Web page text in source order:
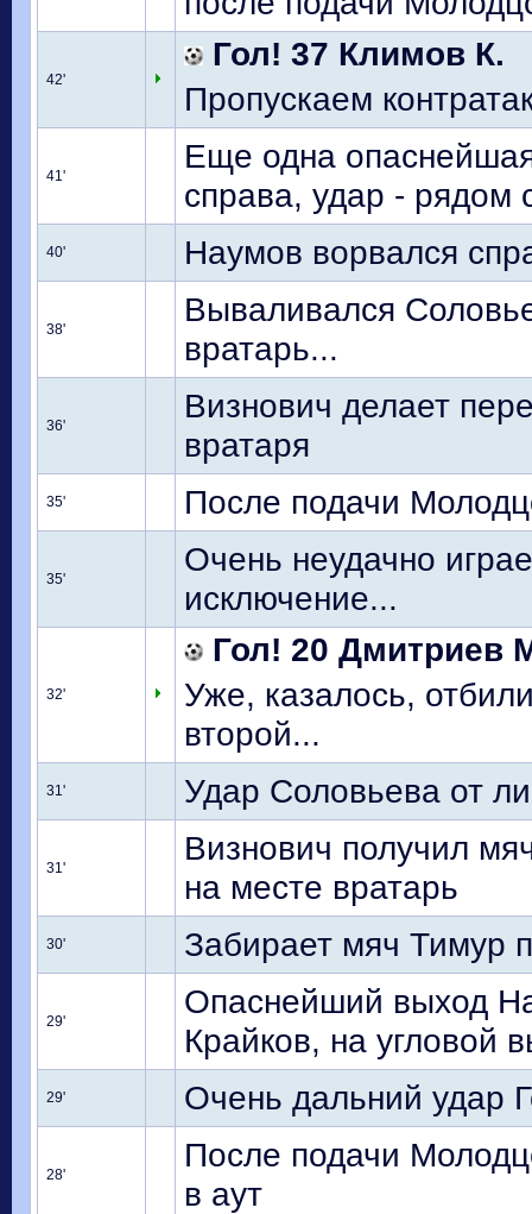
42'
Гол! 37 Климов К.
Пропускаем
41'
Еще одна
справа, удар - рядом
40' Наумов ворвался
38'
Вываливался
вратарь...
36'
Визнович делает
вратаря
35' После подачи
35'
Очень неудачно
исключение...
32'
Гол! 20 Дмитриев
Уже, казалось,
второй...
31' Удар Соловьева от
31'
Визнович получил
на месте вратарь
30' Забирает мяч Тимур
29'
Опаснейший выход
Крайков, на угловой
29' Очень дальний удар
28'
После подачи
в аут